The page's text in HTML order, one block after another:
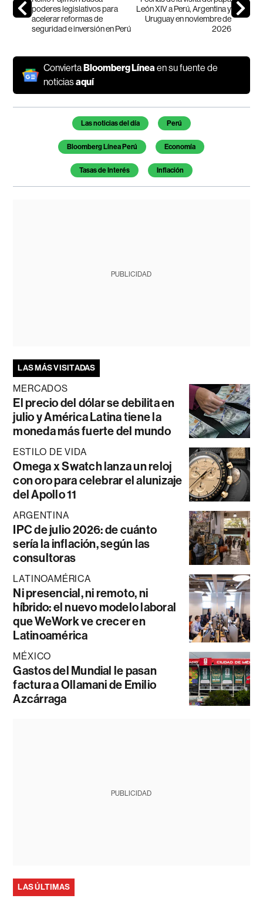
poderes legislativos para
acelerar reformas de
seguridad e inversión en Perú
León XIV a Perú, Argentina y
Uruguay en noviembre de
2026
ConviertaBloomberg Líneaen su fuente de
noticiasaquí
Temas de este artículo
Las noticias del día Perú
Bloomberg Línea Perú Economía
Tasas de Interés Inflación
PUBLICIDAD
LAS MÁS VISITADAS
MERCADOS
El precio del dólar se debilita en
julio y América Latina tiene la
moneda más fuerte del mundo
ESTILO DE VIDA
Omega x Swatch lanza un reloj
con oro para celebrar el alunizaje
del Apollo 11
ARGENTINA
IPC de julio 2026: de cuánto
sería la inflación, según las
consultoras
LATINOAMÉRICA
Ni presencial, ni remoto, ni
híbrido: el nuevo modelo laboral
que WeWork ve crecer en
Latinoamérica
MÉXICO
Gastos del Mundial le pasan
factura a Ollamani de Emilio
Azcárraga
PUBLICIDAD
LAS ÚLTIMAS